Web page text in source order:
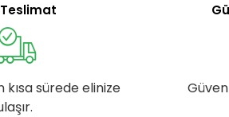
Teslimat
kısa sürede elinize